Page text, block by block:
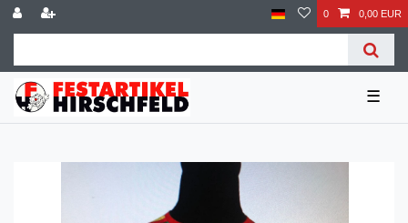
0 0,00 EUR
☰